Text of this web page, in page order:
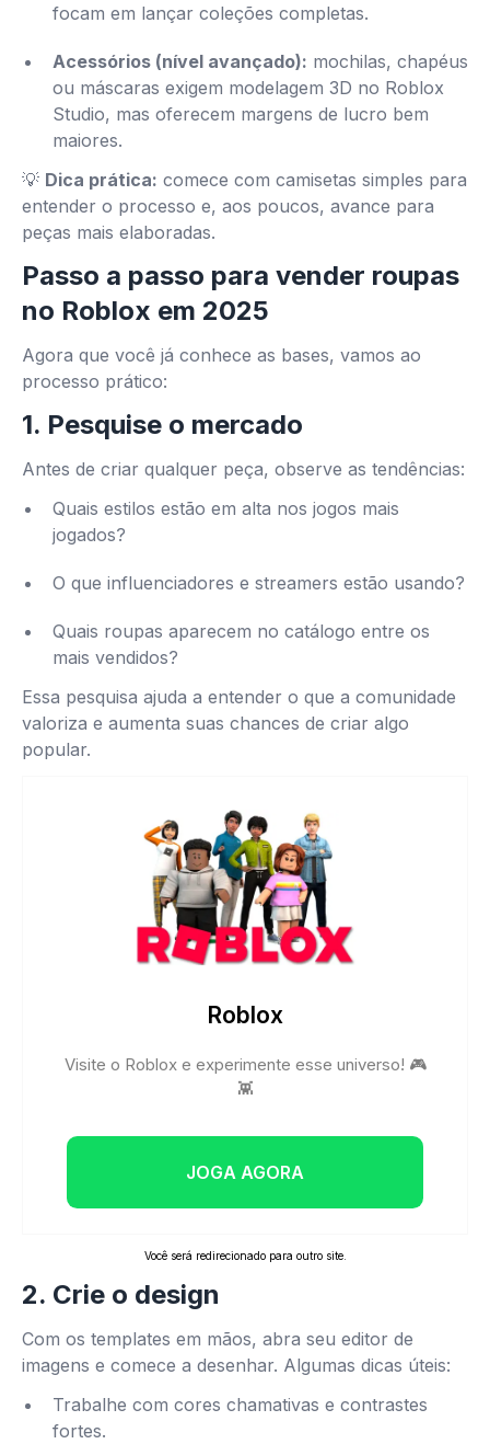
focam em lançar coleções completas.
Acessórios (nível avançado): mochilas, chapéus
ou máscaras exigem modelagem 3D no Roblox
Studio, mas oferecem margens de lucro bem
maiores.
💡 Dica prática: comece com camisetas simples para
entender o processo e, aos poucos, avance para
peças mais elaboradas.
Passo a passo para vender roupas
no Roblox em 2025
Agora que você já conhece as bases, vamos ao
processo prático:
1. Pesquise o mercado
Antes de criar qualquer peça, observe as tendências:
Quais estilos estão em alta nos jogos mais
jogados?
O que influenciadores e streamers estão usando?
Quais roupas aparecem no catálogo entre os
mais vendidos?
Essa pesquisa ajuda a entender o que a comunidade
valoriza e aumenta suas chances de criar algo
popular.
Roblox
Visite o Roblox e experimente esse universo! 🎮
👾
JOGA AGORA
Você será redirecionado para outro site.
2. Crie o design
Com os templates em mãos, abra seu editor de
imagens e comece a desenhar. Algumas dicas úteis:
Trabalhe com cores chamativas e contrastes
fortes.